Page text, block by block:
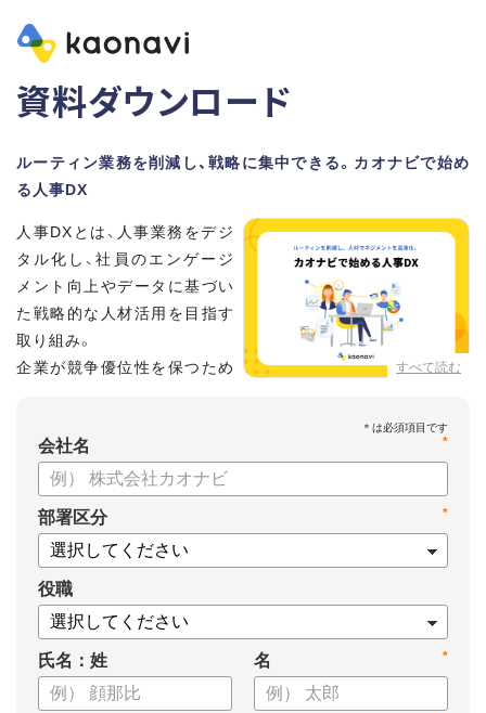
資料ダウンロード
ルーティン業務を削減し、戦略に集中できる。カオナビで始め
る人事DX
すべて読む
人事DXとは、人事業務をデジ
タル化し、社員のエンゲージ
メント向上やデータに基づい
た戦略的な人材活用を目指す
取り組み。
企業が競争優位性を保つため
しかし、「何から手を付けてよいかわからない」「なかなかデジ
タル化が進まない」「既存システムを変えることに抵抗がある」
といった理由から、推進に踏み切れていない企業も少なくあり
ません。
本資料では、人事DXの目的や成功させるためのポイントを解
説します。
*
会社名
*
部署区分
役職
氏名：姓 *
名